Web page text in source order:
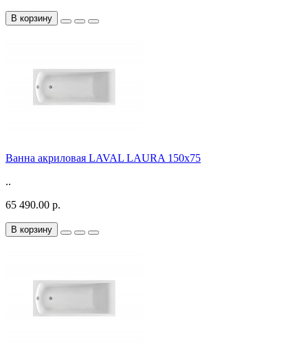
В корзину
Ванна акриловая LAVAL LAURA 150x75
..
65 490.00 р.
В корзину